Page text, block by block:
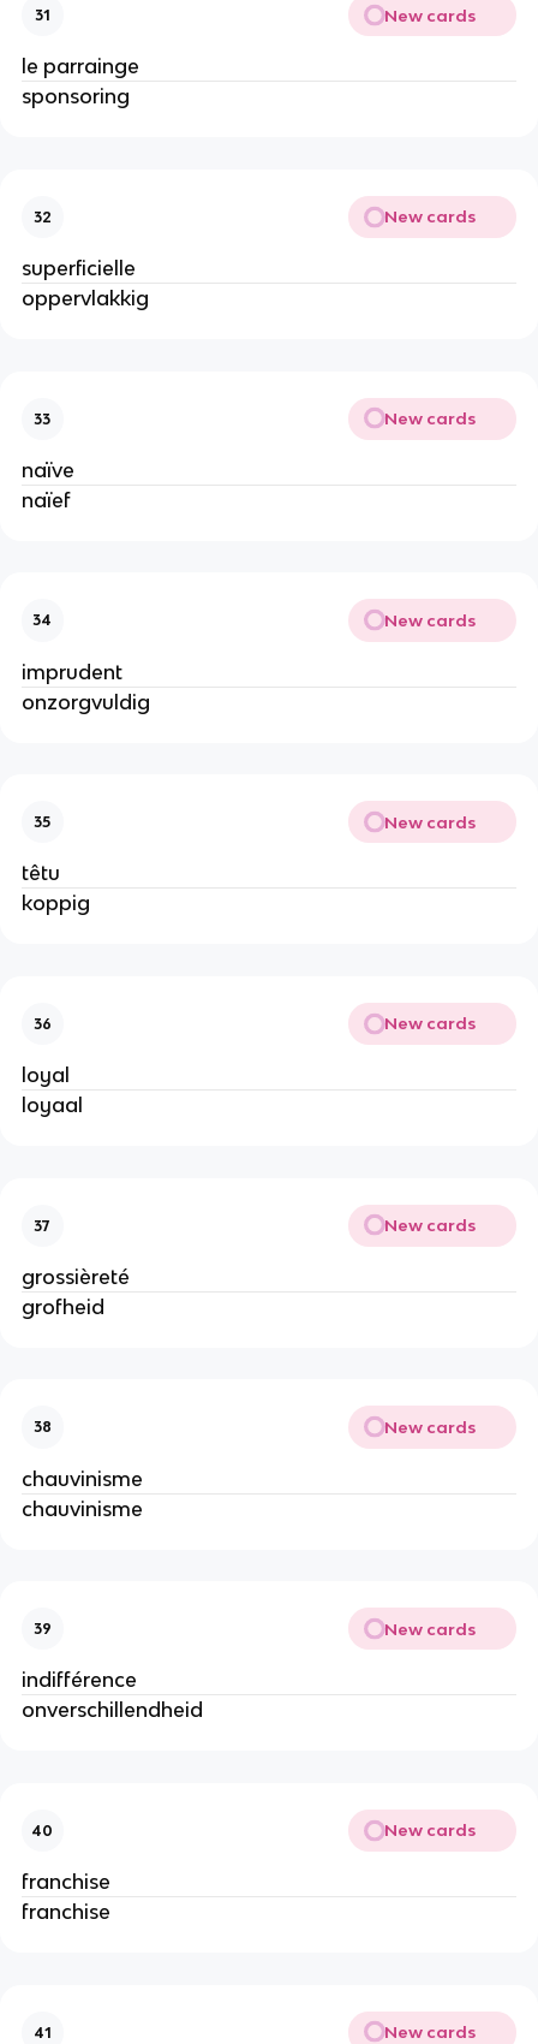
31 New cards
le parrainge
sponsoring
32 New cards
superficielle
oppervlakkig
33 New cards
naïve
naïef
34 New cards
imprudent
onzorgvuldig
35 New cards
têtu
koppig
36 New cards
loyal
loyaal
37 New cards
grossièreté
grofheid
38 New cards
chauvinisme
chauvinisme
39 New cards
indifférence
onverschillendheid
40 New cards
franchise
franchise
41 New cards